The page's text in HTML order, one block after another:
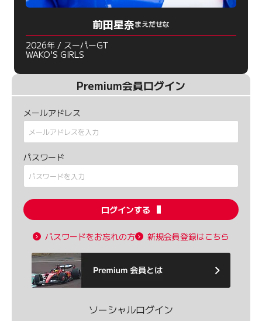
前田星奈まえだせな
2026年 / スーパーGT
WAKO'S GIRLS
Premium会員ログイン
メールアドレス
パスワード
ログインする
パスワードをお忘れの方 新規会員登録はこちら
ソーシャルログイン